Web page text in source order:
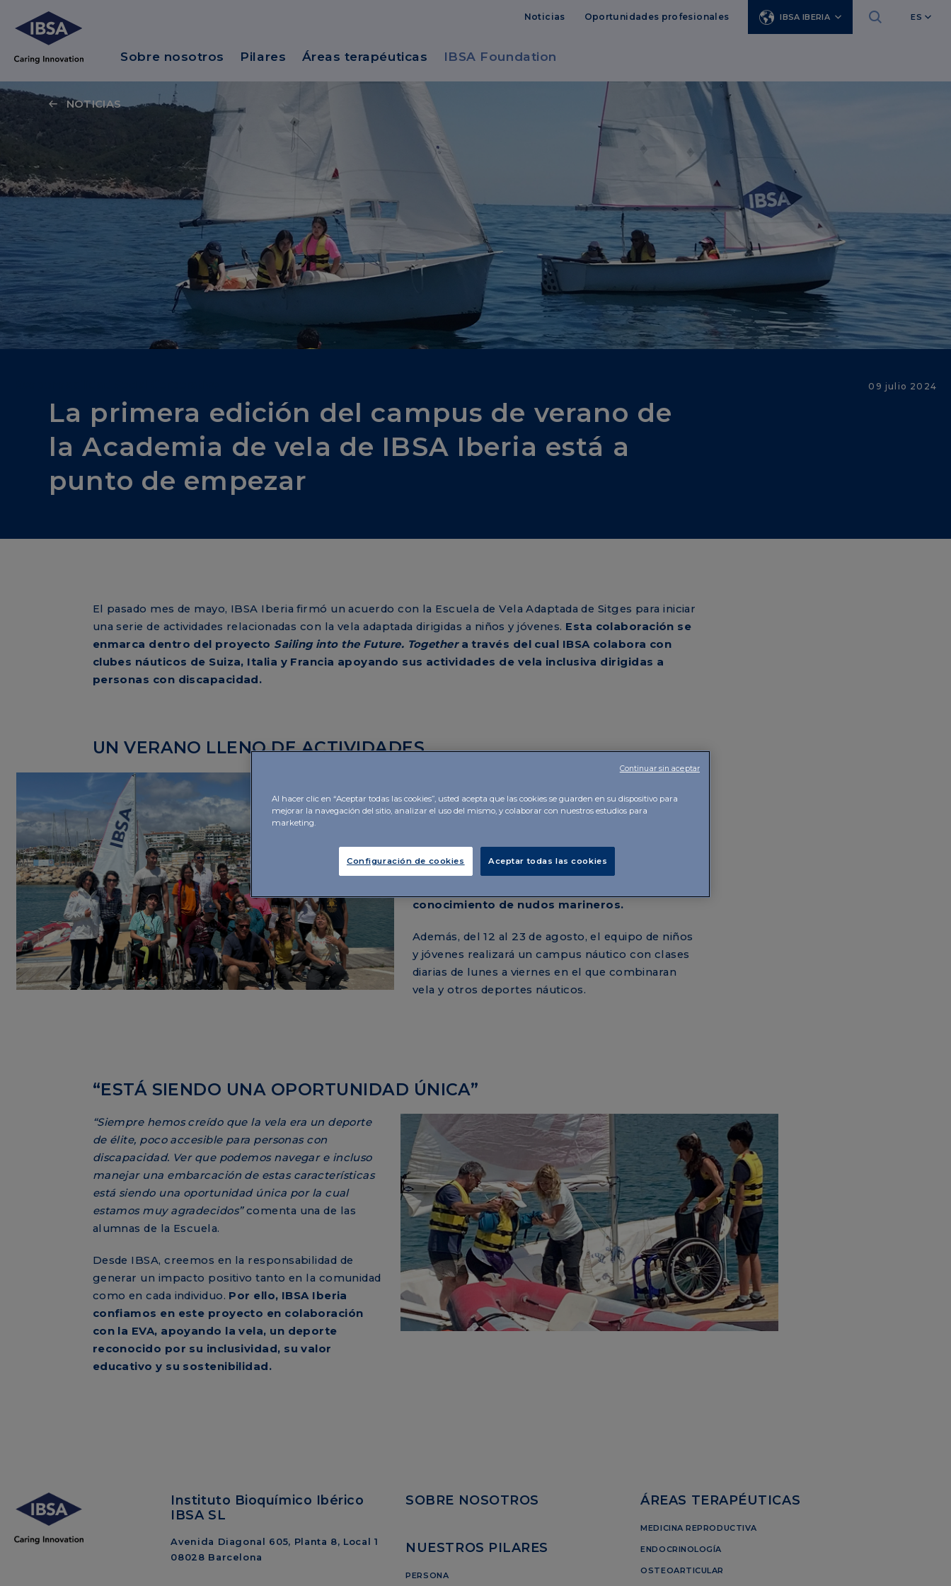
Noticias Oportunidades profesionales IBSA IBERIA ES
Sobre nosotros Pilares Áreas terapéuticas IBSA Foundation
NOTICIAS
09 julio 2024
La primera edición del campus de verano de
la Academia de vela de IBSA Iberia está a
punto de empezar
El pasado mes de mayo, IBSA Iberia firmó un acuerdo con la Escuela de Vela Adaptada de Sitges para iniciar
una serie de actividades relacionadas con la vela adaptada dirigidas a niños y jóvenes. Esta colaboración se
enmarca dentro del proyecto Sailing into the Future. Togethera través del cual IBSA colabora con
clubes náuticos de Suiza, Italia y Francia apoyando sus actividades de vela inclusiva dirigidas a
personas con discapacidad.
UN VERANO LLENO DE ACTIVIDADES
Academia de vela de ISA han realizado dos clases
mensuales de navegación. En estas clases, no solo
manejo de embarcaciones, sino que también
han aprendido otras habilidades importantes,
conocimiento de nudos marineros.
Además, del 12 al 23 de agosto, el equipo de niños
y jóvenes realizará un campus náutico con clases
diarias de lunes a viernes en el que combinaran
vela y otros deportes náuticos.
“ESTÁ SIENDO UNA OPORTUNIDAD ÚNICA”
“Siempre hemos creído que la vela era un deporte
de élite, poco accesible para personas con
discapacidad. Ver que podemos navegar e incluso
manejar una embarcación de estas características
está siendo una oportunidad única por la cual
estamos muy agradecidos”comenta una de las
alumnas de la Escuela.
Desde IBSA, creemos en la responsabilidad de
generar un impacto positivo tanto en la comunidad
como en cada individuo. Por ello, IBSA Iberia
confiamos en este proyecto en colaboración
con la EVA, apoyando la vela, un deporte
reconocido por su inclusividad, su valor
educativo y su sostenibilidad.
Instituto Bioquímico Ibérico
IBSA SL
Avenida Diagonal 605, Planta 8, Local 1
08028 Barcelona
SOBRE NOSOTROS
NUESTROS PILARES
PERSONA
ÁREAS TERAPÉUTICAS
MEDICINA REPRODUCTIVA
ENDOCRINOLOGÍA
OSTEOARTICULAR
Al hacer clic en “Aceptar todas las cookies”, usted acepta que las cookies se guarden en su dispositivo para
mejorar la navegación del sitio, analizar el uso del mismo, y colaborar con nuestros estudios para
marketing.
Configuración de cookies Aceptar todas las cookies
Continuar sin aceptar